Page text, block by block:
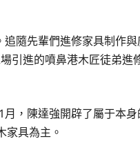
隨先輩們進修家具制作
引進的噴鼻港木匠徒弟進
月，陳達強開辟了屬于本
家具為主。